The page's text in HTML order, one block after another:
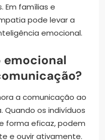
Em famílias e
pode levar a
emocional.
emocional
a comunicação ao
os indivíduos
forma eficaz, podem
e ouvir ativamente.